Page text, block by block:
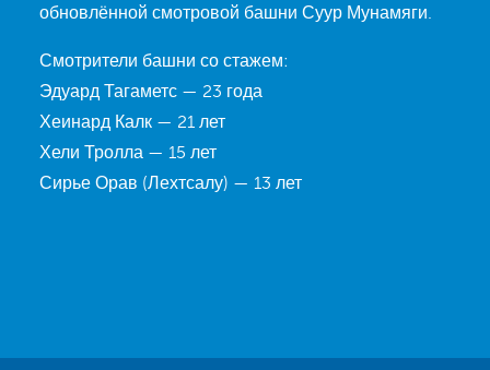
обновлённой смотровой башни Суур Мунамяги.
Смотрители башни со стажем:
Эдуард Тагаметс — 23 года
Хеинард Калк — 21 лет
Хели Тролла — 15 лет
Сирье Орав (Лехтсалу) — 13 лет